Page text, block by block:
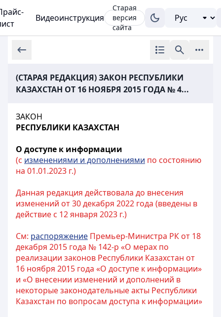
Видеоинструкция
Старая
версия
сайта
(СТАРАЯ РЕДАКЦИЯ) ЗАКОН РЕСПУБЛИКИ
КАЗАХСТАН ОТ 16 НОЯБРЯ 2015 ГОДА № 4...
ЗАКОН
РЕСПУБЛИКИ КАЗАХСТАН
О доступе к информации
(с изменениями и дополнениями по состоянию
на 01.01.2023 г.)
Данная редакция действовала до внесения
изменений от 30 декабря 2022 года (введены в
действие с 12 января 2023 г.)
См: распоряжение Премьер-Министра РК от 18
декабря 2015 года № 142-р «О мерах по
реализации законов Республики Казахстан от
16 ноября 2015 года «О доступе к информации»
и «О внесении изменений и дополнений в
некоторые законодательные акты Республики
Казахстан по вопросам доступа к информации»